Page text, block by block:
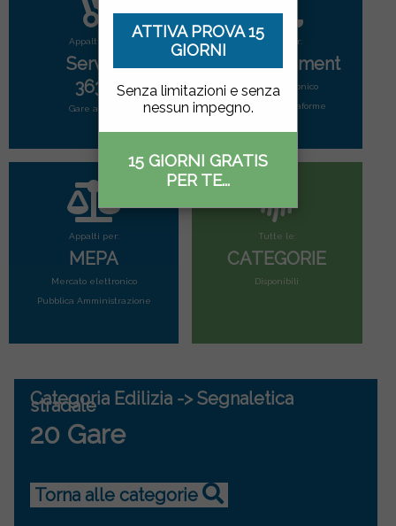
ATTIVA PROVA 15
GIORNI
Senza limitazioni e senza
nessun impegno.
15 GIORNI GRATIS
PER TE...
Appalti per:
Servizi
3635
Gare attive
Appalti per:
E-Procurement
Mercato elettonico
di tutte le piattaforme
Appalti per:
MEPA
Mercato elettronico
Pubblica Amministrazione
Tutte le:
CATEGORIE
Disponibili
Categoria Edilizia -> Segnaletica
stradale
20 Gare
Torna alle categorie